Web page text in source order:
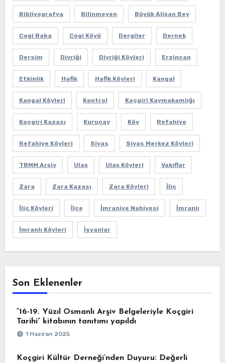
Bibliyografya Bilinmeyen Büyük Alişan Bey
Cogi Baba Cogi Köyü Dergiler Dernek
Dersim Divriği Divriği Köyleri Erzincan
Etkinlik Hafik Hafik Köyleri Kangal
Kangal Köyleri Kontrol Koçgiri Kaymakamlığı
Koçgiri Kazası Kuruçay Köy Refahiye
Refahiye Köyleri Sivas Sivas Merkez Köyleri
TBMM Arşiv Ulaş Ulaş Köyleri Vakıflar
Zara Zara Kazası Zara Köyleri İliç
İliç Köyleri İlçe İmraniye Nahiyesi İmranlı
İmranlı Köyleri İsyanlar
Son Eklenenler
“16-19. Yüzıl Osmanlı Arşiv Belgeleriyle Koçgiri
Tarihi” kitabının tanıtımı yapıldı
1 Haziran 2025
Koçgiri Kültür Derneği’nden Duyuru: Değerli